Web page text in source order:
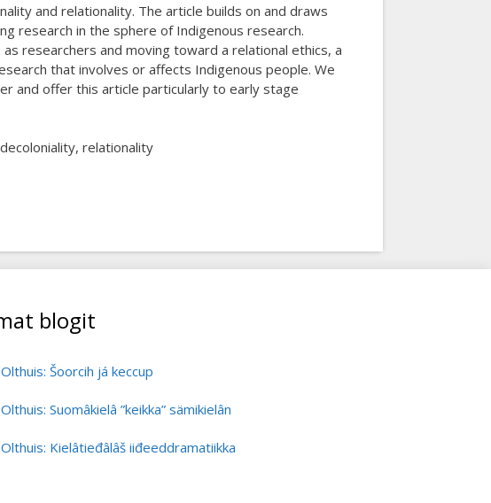
and relationality. The article builds on and draws
research in the sphere of Indigenous research.
researchers and moving toward a relational ethics, a
that involves or affects Indigenous people. We
and offer this article particularly to early stage
relationality
blogit
Šoorcih já keccup
Suomâkielâ ”keikka” sämikielân
Kielâtieđâlâš iiđeeddramatiikka